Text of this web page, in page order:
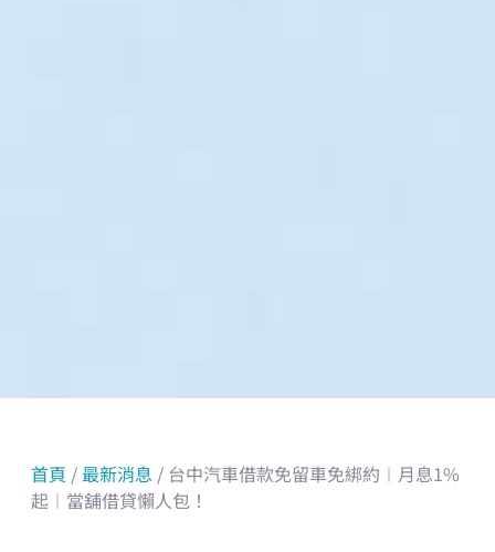
首頁 / 最新消息 / 台中汽車借款免留車免綁約︱月息1%
起︱當舖借貸懶人包！